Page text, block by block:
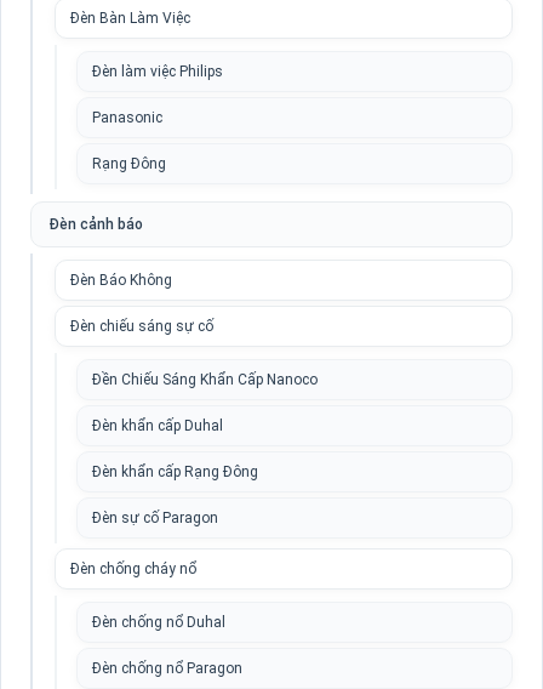
Đèn Bàn Làm Việc
Đèn làm việc Philips
Panasonic
Rạng Đông
Đèn cảnh báo
Đèn Báo Không
Đèn chiếu sáng sự cố
Đền Chiếu Sáng Khẩn Cấp Nanoco
Đèn khẩn cấp Duhal
Đèn khẩn cấp Rạng Đông
Đèn sự cố Paragon
Đèn chống cháy nổ
Đèn chống nổ Duhal
Đèn chống nổ Paragon